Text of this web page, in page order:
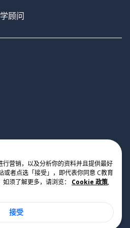
顾问
条款
座28楼07室
营销，以及分析你的资料并且提供最好
或者点选「接受」，即代表你同意 C教育
须了解更多，请浏览：
Cookie 政策,
接受